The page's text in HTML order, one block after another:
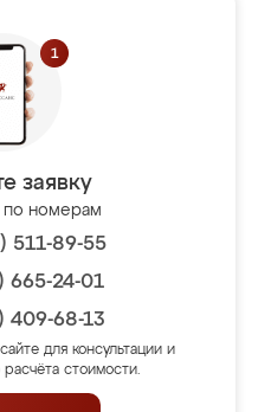
заявку
по номерам
511-89-55
665-24-01
409-68-13
для консультации и
стоимости.